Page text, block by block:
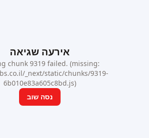
אירעה שגיאה
Loading chunk 9319 failed. (missing:
https://hbs.co.il/_next/static/chunks/9319-
6b010e83a605c8bd.js)